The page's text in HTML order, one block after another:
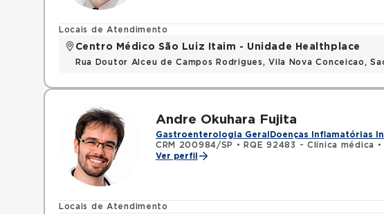
Locais de Atendimento
Centro Médico São Luiz Itaim - Unidade Healthplace
Rua Doutor Alceu de Campos Rodrigues, Vila Nova Conceicao,
Andre Okuhara Fujita
Gastroenterologia Geral Doenças Inflamatórias
CRM 200984/SP
• RQE 92483 - Clínica médica •
Ver perfil
Locais de Atendimento